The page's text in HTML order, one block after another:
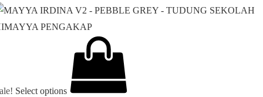
Select options